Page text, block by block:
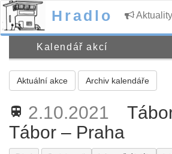
Hradlo Aktuality
Kalendář akcí
Aktuální akce Archiv kalendáře
train 2.10.2021
Tábor – Praha